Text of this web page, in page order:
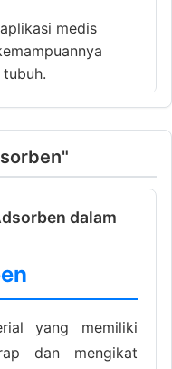
medis
dalam
yang memiliki
dan mengikat